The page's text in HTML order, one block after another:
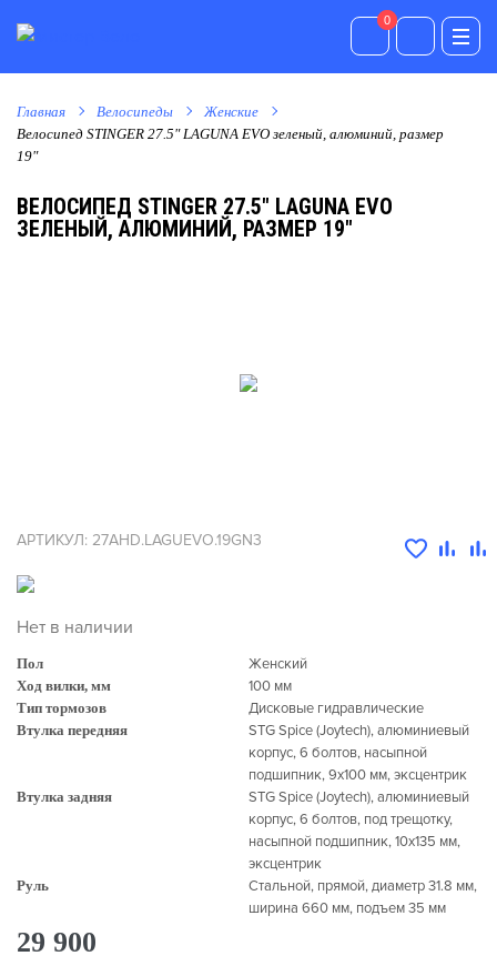
0
0
Главная Велосипеды
Женские
Велосипед STINGER 27.5" LAGUNA EVO зеленый, алюминий, размер
19"
ВЕЛОСИПЕД STINGER 27.5" LAGUNA EVO
ЗЕЛЕНЫЙ, АЛЮМИНИЙ, РАЗМЕР 19"
АРТИКУЛ: 27AHD.LAGUEVO.19GN3
Нет в наличии
Пол Женский
Ход вилки, мм 100 мм
Тип тормозов Дисковые гидравлические
Втулка передняя
STG Spice (Joytech), алюминиевый
корпус, 6 болтов, насыпной
подшипник, 9х100 мм, эксцентрик
Втулка задняя
STG Spice (Joytech), алюминиевый
корпус, 6 болтов, под трещотку,
насыпной подшипник, 10х135 мм,
эксцентрик
Руль
Стальной, прямой, диаметр 31.8 мм,
ширина 660 мм, подъем 35 мм
29 900